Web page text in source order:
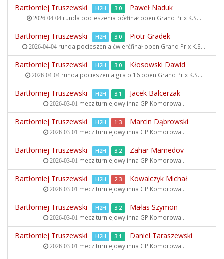
Bartłomiej Truszewski H2H 3:0 Paweł Naduk
2026-04-04runda pocieszenia półfinał open Grand Prix K.S....
Bartłomiej Truszewski H2H 3:0 Piotr Gradek
2026-04-04 runda pocieszenia ćwierćfinał open Grand Prix K.S....
Bartłomiej Truszewski H2H 3:0 Kłosowski Dawid
2026-04-04 runda pocieszenia gra o 16 open Grand Prix K.S....
Bartłomiej Truszewski H2H 3:1 Jacek Balcerzak
2026-03-01 mecz turniejowy inna GP Komorowa...
Bartłomiej Truszewski H2H 1:3 Marcin Dąbrowski
2026-03-01 mecz turniejowy inna GP Komorowa...
Bartłomiej Truszewski H2H 3:2 Zahar Mamedov
2026-03-01 mecz turniejowy inna GP Komorowa...
Bartłomiej Truszewski H2H 2:3 Kowalczyk Michał
2026-03-01 mecz turniejowy inna GP Komorowa...
Bartłomiej Truszewski H2H 3:2 Małas Szymon
2026-03-01 mecz turniejowy inna GP Komorowa...
Bartłomiej Truszewski H2H 3:1 Daniel Taraszewski
2026-03-01 mecz turniejowy inna GP Komorowa...